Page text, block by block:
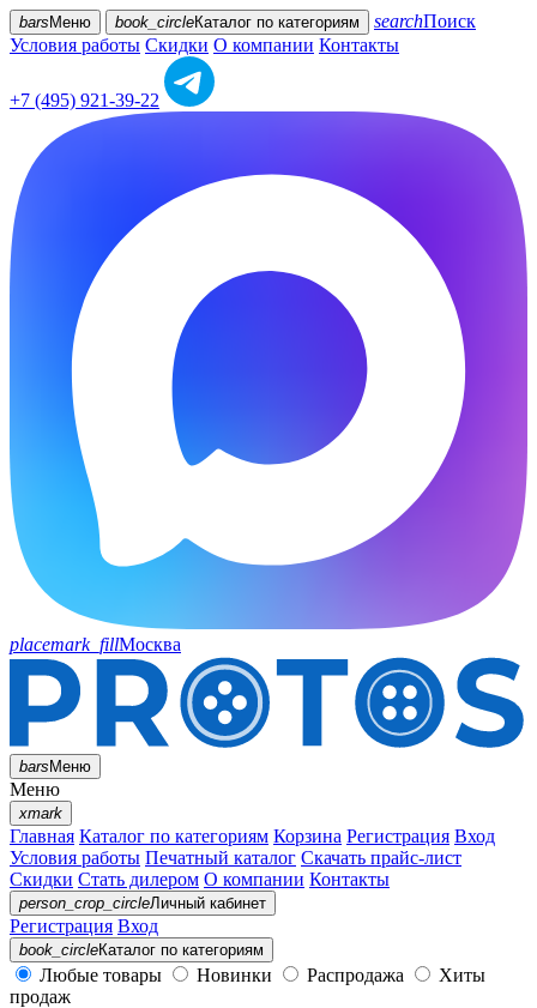
bars Меню book_circleКаталог по категориям searchПоиск
Условия работы Скидки О компании Контакты
+7 (495) 921-39-22
placemark_fillМосква
barsМеню
Меню
xmark
Главная Каталог по категориям Корзина Регистрация Вход
Условия работы Печатный каталог Скачать прайс-лист
Скидки Стать дилером О компании Контакты
person_crop_circleЛичный кабинет
Регистрация Вход
book_circleКаталог по категориям
Любые товары Новинки Распродажа
Хиты
продаж